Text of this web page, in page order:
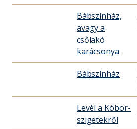
Bábszínház,
avagy a
csőlakó
karácsonya
Bábszínház
Levél a Kóbor-
szigetekről